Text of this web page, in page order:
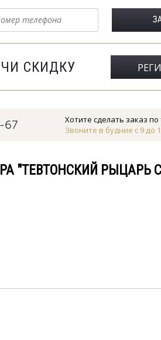
СКИДКУ
67
Хотите сделать заказ
Звоните в будние с 9 до
"ТЕВТОНСКИЙ РЫЦАРЬ